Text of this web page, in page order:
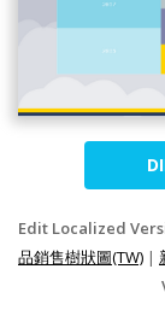
Edit Localized
品銷售樹狀圖(TW) |